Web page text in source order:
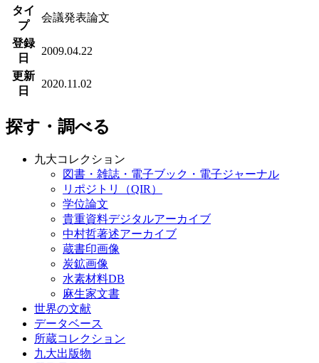
タイ
プ
会議発表論文
登録
日
2009.04.22
更新
日
2020.11.02
探す・調べる
九大コレクション
図書・雑誌・電子ブック・電子ジャーナル
リポジトリ（QIR）
学位論文
貴重資料デジタルアーカイブ
中村哲著述アーカイブ
蔵書印画像
炭鉱画像
水素材料DB
麻生家文書
世界の文献
データベース
所蔵コレクション
九大出版物